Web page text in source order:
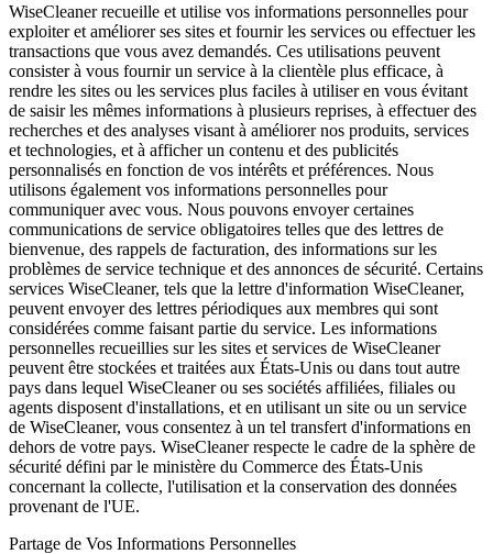
WiseCleaner recueille et utilise vos informations personnelles pour
exploiter et améliorer ses sites et fournir les services ou effectuer les
transactions que vous avez demandés. Ces utilisations peuvent
consister à vous fournir un service à la clientèle plus efficace, à
rendre les sites ou les services plus faciles à utiliser en vous évitant
de saisir les mêmes informations à plusieurs reprises, à effectuer des
recherches et des analyses visant à améliorer nos produits, services
et technologies, et à afficher un contenu et des publicités
personnalisés en fonction de vos intérêts et préférences. Nous
utilisons également vos informations personnelles pour
communiquer avec vous. Nous pouvons envoyer certaines
communications de service obligatoires telles que des lettres de
bienvenue, des rappels de facturation, des informations sur les
problèmes de service technique et des annonces de sécurité. Certains
services WiseCleaner, tels que la lettre d'information WiseCleaner,
peuvent envoyer des lettres périodiques aux membres qui sont
considérées comme faisant partie du service. Les informations
personnelles recueillies sur les sites et services de WiseCleaner
peuvent être stockées et traitées aux États-Unis ou dans tout autre
pays dans lequel WiseCleaner ou ses sociétés affiliées, filiales ou
agents disposent d'installations, et en utilisant un site ou un service
de WiseCleaner, vous consentez à un tel transfert d'informations en
dehors de votre pays. WiseCleaner respecte le cadre de la sphère de
sécurité défini par le ministère du Commerce des États-Unis
concernant la collecte, l'utilisation et la conservation des données
provenant de l'UE.
Partage de Vos Informations Personnelles